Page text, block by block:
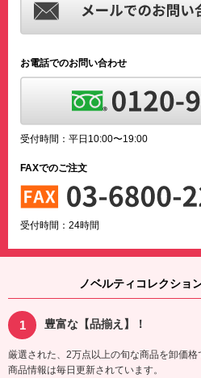
お電話でのお問い合わせ
受付時間：平日10:00〜19:00
FAXでのご注文
受付時間：24時間
ノベルティコレクショ
豊富な【品揃え】！
厳選された、2万点以上の旬な商品を卸価格
商品情報は毎日更新されています。